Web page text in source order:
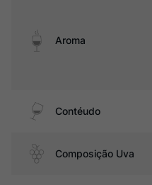
Aroma
Contéudo
Composição Uva